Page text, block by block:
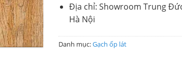
Địa chỉ: Showroom Trung
Hà Nội
Danh mục:Gạch ốp lát